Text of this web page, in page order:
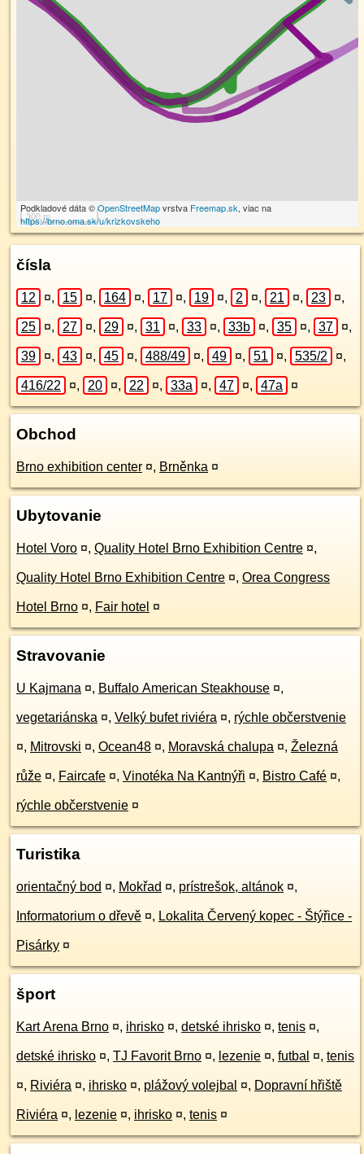
300 m
Podkladové dáta ©OpenStreetMapvrstva Freemap.sk, viac na
https://brno.oma.sk/u/krizkovskeho
čísla
12 ¤, 15 ¤, 164 ¤, 17 ¤, 19 ¤, 2 ¤, 21 ¤, 23 ¤,
25 ¤, 27 ¤, 29 ¤, 31 ¤, 33 ¤, 33b ¤, 35 ¤, 37 ¤,
39 ¤, 43 ¤, 45 ¤, 488/49 ¤, 49 ¤, 51 ¤, 535/2 ¤,
416/22 ¤, 20 ¤, 22 ¤, 33a ¤, 47 ¤, 47a ¤
Obchod
Brno exhibition center ¤, Brněnka ¤
Ubytovanie
Hotel Voro ¤, Quality Hotel Brno Exhibition Centre ¤,
Quality Hotel Brno Exhibition Centre ¤, Orea Congress
Hotel Brno ¤, Fair hotel ¤
Stravovanie
U Kajmana ¤, Buffalo American Steakhouse ¤,
vegetariánska ¤, Velký bufet riviéra ¤, rýchle občerstvenie
¤, Mitrovski ¤, Ocean48 ¤, Moravská chalupa ¤, Železná
růže ¤, Faircafe ¤, Vinotéka Na Kantnýři ¤, Bistro Café ¤,
rýchle občerstvenie ¤
Turistika
orientačný bod ¤, Mokřad ¤, prístrešok, altánok ¤,
Informatorium o dřevě ¤, Lokalita Červený kopec - Štýřice -
Pisárky ¤
šport
Kart Arena Brno ¤, ihrisko ¤, detské ihrisko ¤, tenis ¤,
detské ihrisko ¤, TJ Favorit Brno ¤, lezenie ¤, futbal ¤, tenis
¤, Riviéra ¤, ihrisko ¤, plážový volejbal ¤, Dopravní hřiště
Riviéra ¤, lezenie ¤, ihrisko ¤, tenis ¤